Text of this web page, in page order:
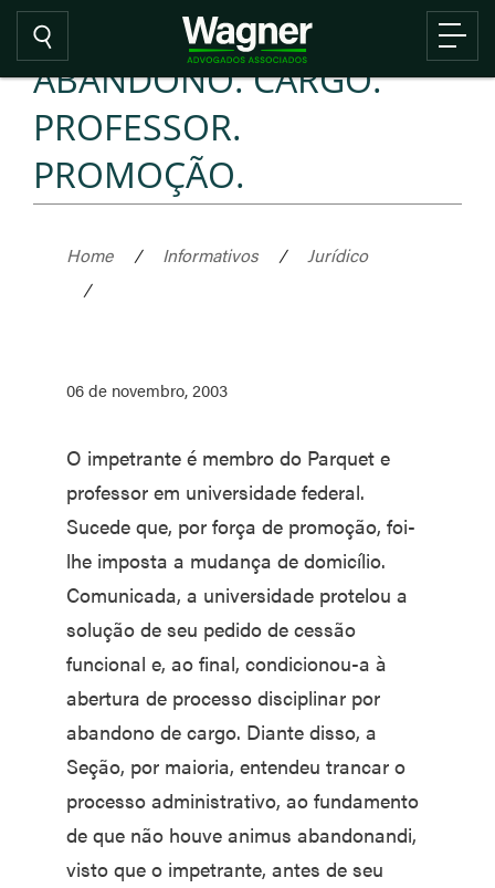
ABANDONO. CARGO.
PROFESSOR.
PROMOÇÃO.
Home / Informativos /
Jurídico
/
06 de novembro, 2003
O impetrante é membro do Parquet e
professor em universidade federal.
Sucede que, por força de promoção, foi-
lhe imposta a mudança de domicílio.
Comunicada, a universidade protelou a
solução de seu pedido de cessão
funcional e, ao final, condicionou-a à
abertura de processo disciplinar por
abandono de cargo. Diante disso, a
Seção, por maioria, entendeu trancar o
processo administrativo, ao fundamento
de que não houve animus abandonandi,
visto que o impetrante, antes de seu